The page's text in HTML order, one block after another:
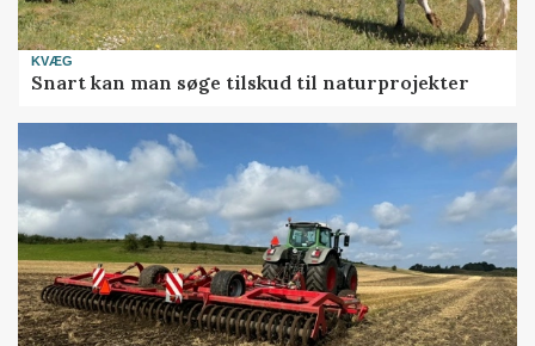
KVÆG
Snart kan man søge tilskud til naturprojekter